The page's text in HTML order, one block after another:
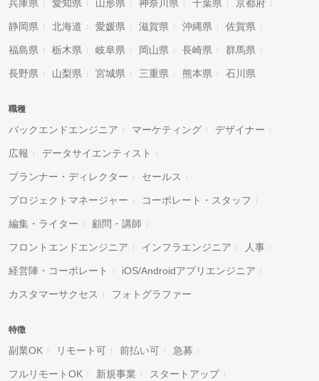
兵庫県 愛知県 山形県 神奈川県 千葉県 京都府
静岡県 北海道 愛媛県 滋賀県 沖縄県 佐賀県
福島県 栃木県 岐阜県 岡山県 長崎県 群馬県
長野県 山梨県 宮城県 三重県 熊本県 石川県
職種
バックエンドエンジニア マーケティング デザイナー
広報 データサイエンティスト
プランナー・ディレクター セールス
プロジェクトマネージャー コーポレート・スタッフ
編集・ライター 顧問・講師
フロントエンドエンジニア インフラエンジニア 人事
経営陣・コーポレート iOS/Androidアプリエンジニア
カスタマーサクセス フォトグラファー
特徴
副業OK リモート可 前払い可 急募
フルリモートOK 新規事業 スタートアップ